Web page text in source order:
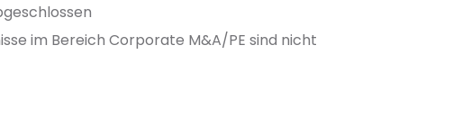
im Bereich Corporate M&A/PE sind nicht